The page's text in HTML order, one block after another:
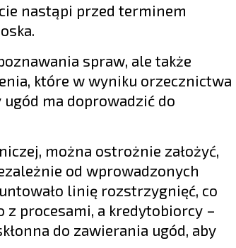
nastąpi przed terminem
spraw, ale także
które w wyniku orzecznictwa
ma doprowadzić do
można ostrożnie założyć,
od wprowadzonych
linię rozstrzygnięć, co
z procesami, a kredytobiorcy –
do zawierania ugód, aby